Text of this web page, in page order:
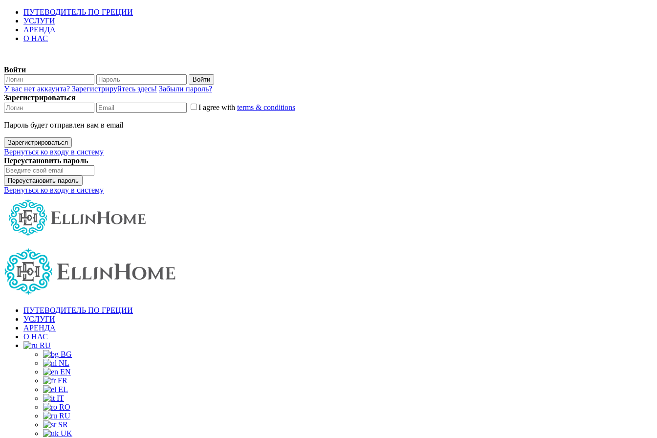
ПУТЕВОДИТЕЛЬ ПО ГРЕЦИИ
УСЛУГИ
АРЕНДА
О НАС
Войти
Войти
У вас нет аккаунта? Зарегистрируйтесь здесь! Забыли пароль?
Зарегистрироваться
I agree with terms & conditions
Пароль будет отправлен вам в email
Зарегистрироваться
Вернуться ко входу в систему
Переустановить пароль
Переустановить пароль
Вернуться ко входу в систему
ПУТЕВОДИТЕЛЬ ПО ГРЕЦИИ
УСЛУГИ
АРЕНДА
О НАС
RU
BG
NL
EN
FR
EL
IT
RO
RU
SR
UK